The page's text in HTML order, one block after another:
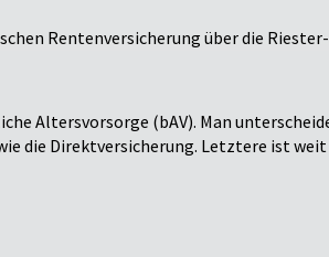
Rentenversicherung über die
Altersvorsorge (bAV). Man
die Direktversicherung. Letztere ist